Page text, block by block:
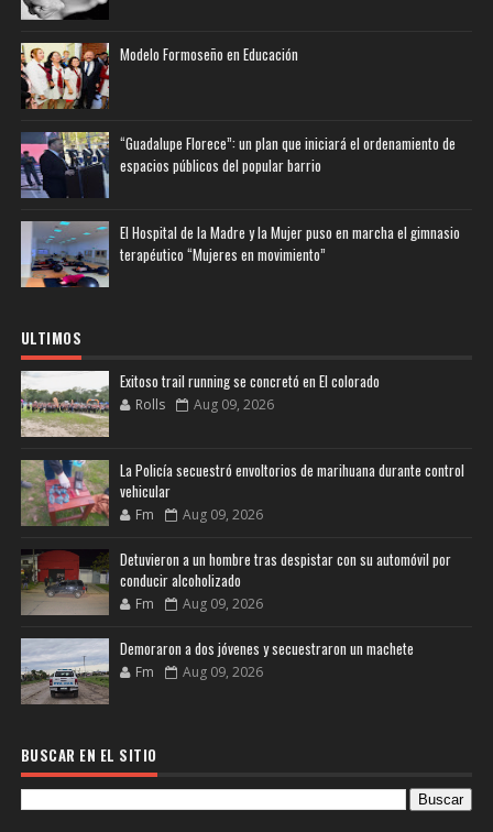
Modelo Formoseño en Educación
“Guadalupe Florece”: un plan que iniciará el ordenamiento de
espacios públicos del popular barrio
El Hospital de la Madre y la Mujer puso en marcha el gimnasio
terapéutico “Mujeres en movimiento”
ULTIMOS
Exitoso trail running se concretó en El colorado
Rolls Aug 09, 2026
La Policía secuestró envoltorios de marihuana durante control
vehicular
Fm Aug 09, 2026
Detuvieron a un hombre tras despistar con su automóvil por
conducir alcoholizado
Fm Aug 09, 2026
Demoraron a dos jóvenes y secuestraron un machete
Fm Aug 09, 2026
BUSCAR EN EL SITIO